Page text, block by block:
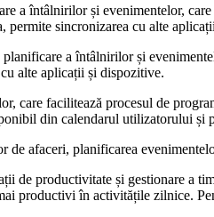
a întâlnirilor și evenimentelor,
permite sincronizarea cu alte
a întâlnirilor și
alte aplicații și dispozitive.
care facilitează procesul de
din calendarul utilizatorului și
afaceri, planificarea
de productivitate și gestionare a
productivi în activitățile zilnice.